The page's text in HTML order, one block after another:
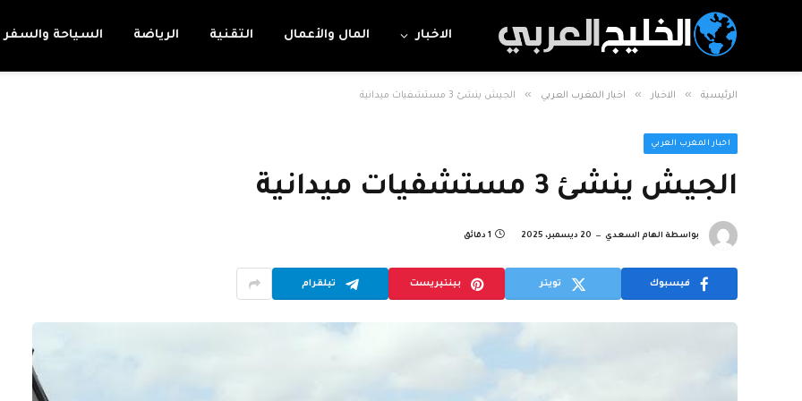
الاخبار المال والأعمال التقنية الرياضة السياحة والسفر
الرئيسية » الاخبار » اخبار المغرب العربي » الجيش ينشئ 3 مستشفيات ميدانية
اخبار المغرب العربي
الجيش ينشئ 3 مستشفيات ميدانية
بواسطة الهام السعدي 20 ديسمبر، 2025 1 دقائق
فيسبوك تويتر بينتيريست تيلقرام